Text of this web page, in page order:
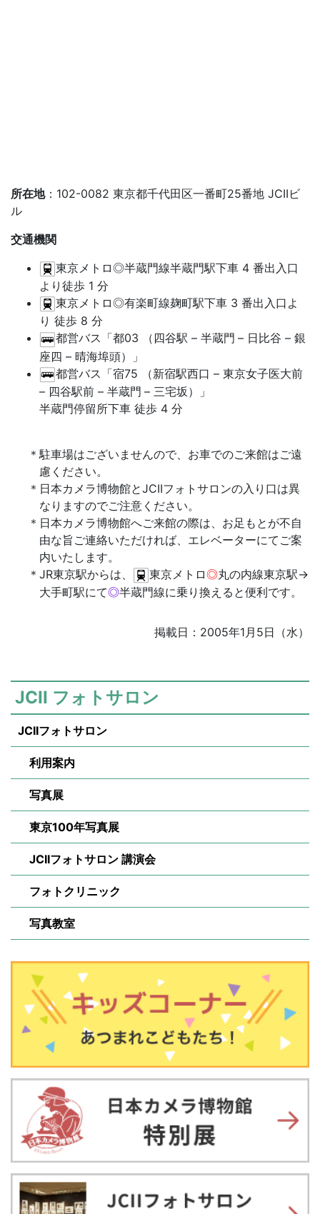
所在地：102-0082 東京都千代田区一番町25番地 JCIIビ
ル
交通機関
東京メトロ◎半蔵門線半蔵門駅下車 4 番出入口
より徒歩 1 分
東京メトロ◎有楽町線麹町駅下車 3 番出入口よ
り 徒歩 8 分
都営バス「都03 （四谷駅 – 半蔵門 – 日比谷 – 銀
座四 – 晴海埠頭）」
都営バス「宿75 （新宿駅西口 – 東京女子医大前
– 四谷駅前 – 半蔵門 – 三宅坂）」
半蔵門停留所下車 徒歩 4 分
駐車場はございませんので、お車でのご来館はご遠
慮ください。
日本カメラ博物館とJCIIフォトサロンの入り口は異
なりますのでご注意ください。
日本カメラ博物館へご来館の際は、お足もとが不自
由な旨ご連絡いただければ、エレベーターにてご案
内いたします。
JR東京駅からは、
東京メトロ◎丸の内線東京駅→
大手町駅にて◎半蔵門線に乗り換えると便利です。
掲載日：2005年1月5日（水）
JCII フォトサロン
JCIIフォトサロン
利用案内
写真展
東京100年写真展
JCIIフォトサロン 講演会
フォトクリニック
写真教室